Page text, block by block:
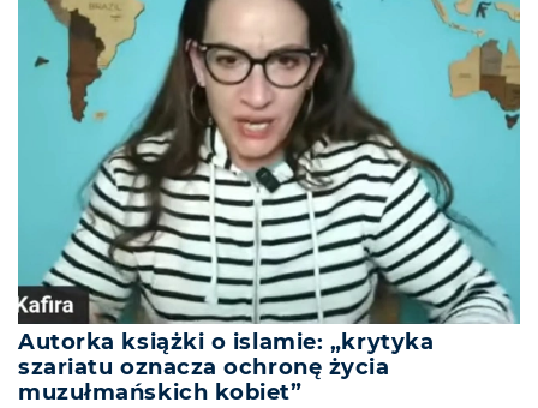
Autorka książki o islamie: „krytyka
szariatu oznacza ochronę życia
muzułmańskich kobiet”